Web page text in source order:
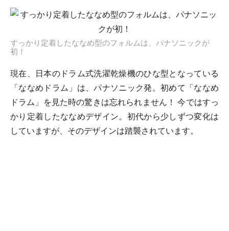
すっかり定着したななめ型のフォルムは、パナソニックが
初！
現在、日本のドラム式洗濯乾燥機のひな型となっている
「ななめドラム」は、パナソニック発。初めて「ななめ
ドラム」を見た時の驚きは忘れられません！ 今ではすっ
かり定着したななめデザイン。初代から少しずつ変化は
していますが、そのデザインは踏襲されています。